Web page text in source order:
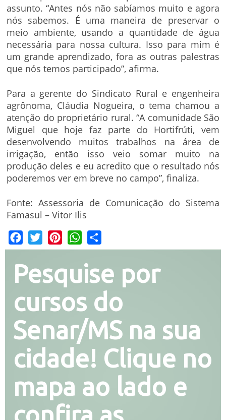
assunto. “Antes nós não sabíamos muito e agora
nós sabemos. É uma maneira de preservar o
meio ambiente, usando a quantidade de água
necessária para nossa cultura. Isso para mim é
um grande aprendizado, fora as outras palestras
que nós temos participado”, afirma.
Para a gerente do Sindicato Rural e engenheira
agrônoma, Cláudia Nogueira, o tema chamou a
atenção do proprietário rural. “A comunidade São
Miguel que hoje faz parte do Hortifrúti, vem
desenvolvendo muitos trabalhos na área de
irrigação, então isso veio somar muito na
produção deles e eu acredito que o resultado nós
poderemos ver em breve no campo”, finaliza.
Fonte: Assessoria de Comunicação do Sistema
Famasul – Vitor Ilis
Facebook
Twitter PinterestWhatsApp
Pesquise por
cursos do
Senar/MS na sua
cidade! Clique no
mapa ao lado e